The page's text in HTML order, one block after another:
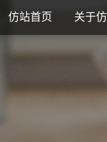
仿站首页 关于